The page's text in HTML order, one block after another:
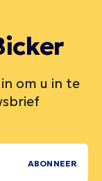
om u in te
ABONNEER